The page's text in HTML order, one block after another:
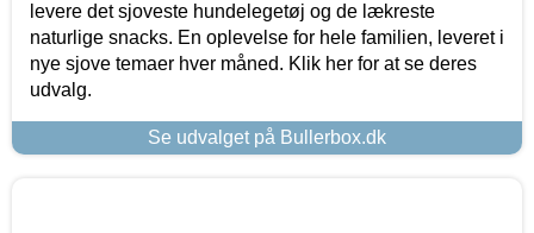
levere det sjoveste hundelegetøj og de lækreste
naturlige snacks. En oplevelse for hele familien, leveret i
nye sjove temaer hver måned. Klik her for at se deres
udvalg.
Se udvalget på Bullerbox.dk